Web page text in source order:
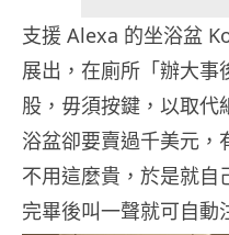
支援 Alexa 的坐浴盆
展出，在廁所「辦大事
股，毋須按鍵，以取代
浴盆卻要賣過千美元，
不用這麼貴，於是就自
完畢後叫一聲就可自動